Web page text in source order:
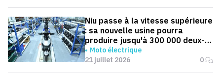
Niu passe à la vitesse supérieure
: sa nouvelle usine pourra
produire jusqu'à 300 000 deux-
roues électriques par an
Moto électrique
21 juillet 2026
0